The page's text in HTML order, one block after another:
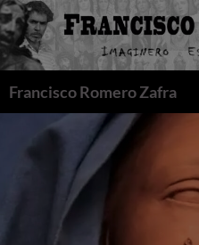
Saltar
al
contenido
Francisco Romero Zafra